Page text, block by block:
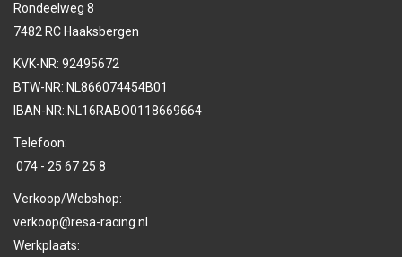
Rondeelweg 8
7482 RC Haaksbergen
KVK-NR: 92495672
BTW-NR: NL866074454B01
IBAN-NR: NL16RABO0118669664
Telefoon:
074 - 25 67 25 8
Verkoop/Webshop:
verkoop@resa-racing.nl
Werkplaats: